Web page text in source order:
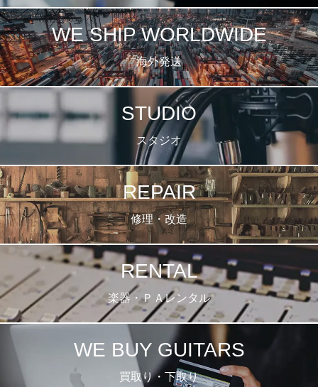
WE SHIP WORLDWIDE
海外発送
STUDIO
スタジオ
REPAIR
修理・改造
RENTAL
楽器・ＰＡレンタル
WE BUY GUITARS
買取り・下取り